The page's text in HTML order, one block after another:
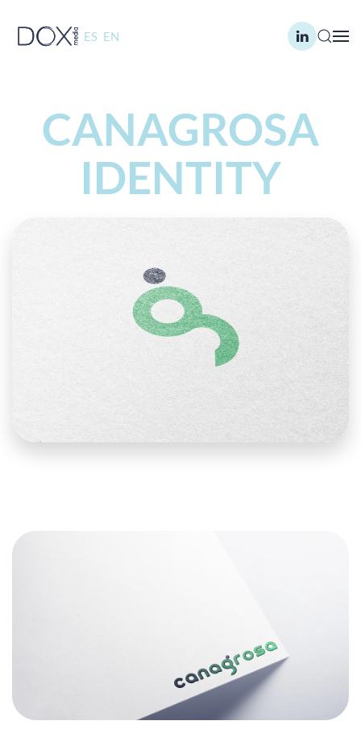
Skip to main content
ES EN
CANAGROSA
IDENTITY